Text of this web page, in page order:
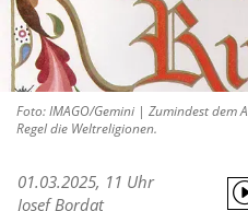
Foto: IMAGO/Gemini | Zumindest dem
Regel die Weltreligionen.
01.03.2025, 11 Uhr
Josef Bordat